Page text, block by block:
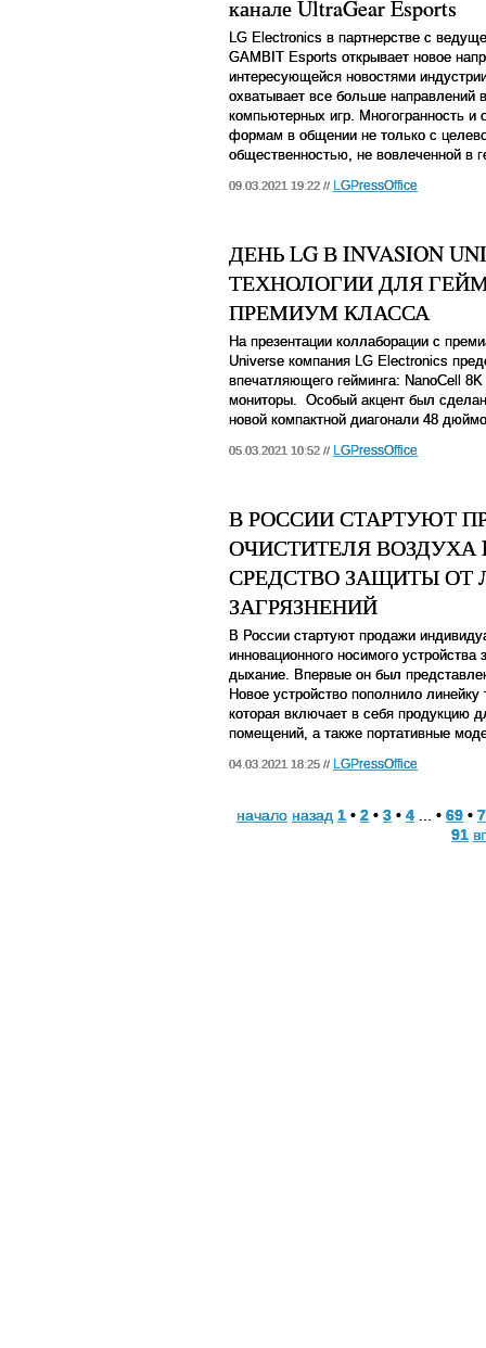
канале UltraGear Esports
LG Electronics в партнерстве с
GAMBIT Esports открывает новое
интересующейся новостями
охватывает все больше
компьютерных игр. Многогранность и
формам в общении не только с
общественностью, не вовлеченной в
09.03.2021 19:22 // LGPressOffice
ДЕНЬ LG В INVASION
ТЕХНОЛОГИИ ДЛЯ
ПРЕМИУМ КЛАССА
На презентации коллаборации с
Universe компания LG Electronics
впечатляющего гейминга: NanoCell
мониторы. Особый акцент был
новой компактной диагонали 48
05.03.2021 10:52 // LGPressOffice
В РОССИИ СТАРТУЮТ
ОЧИСТИТЕЛЯ ВОЗДУХА
СРЕДСТВО ЗАЩИТЫ
ЗАГРЯЗНЕНИЙ
В России стартуют продажи
инновационного носимого
дыхание. Впервые он был
Новое устройство пополнило
которая включает в себя продукцию
помещений, а также портативные
04.03.2021 18:25 // LGPressOffice
начало назад 1 • 2 • 3 • 4 ... • 69 •
91